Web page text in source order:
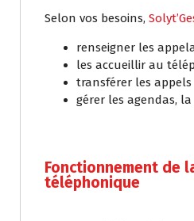
Selon vos besoins,
renseigner les
les accueillir au
transférer les appels
gérer les agendas, la
Fonctionnement de
téléphonique